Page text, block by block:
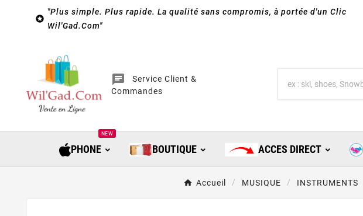

"Plus simple. Plus rapide. La qualité sans compromis, à portée d'un Clic
Wil'Gad.Com"
chat
Service Client &
Commandes
PHONE
NEW
BOUTIQUE ACCES DIRECT
Accueil MUSIQUE INSTRUMENTS